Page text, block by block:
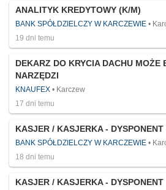
ANALITYK KREDYTOWY (K/M)
BANK SPÓŁDZIELCZY W KARCZEWIE
19 dni temu
DEKARZ DO KRYCIA DACHU MOŻE
NARZĘDZI
KNAUFEX
Karczew
17 dni temu
KASJER / KASJERKA - DYSPONENT
BANK SPÓŁDZIELCZY W KARCZEWIE
18 dni temu
KASJER / KASJERKA -